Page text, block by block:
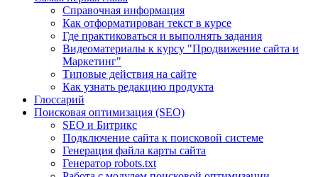
Справочная информация
Как отформатирован текст в курсе
Где практиковаться и выполнять задания
Видеоматериалы к курсу "Продвижение сайта и
Маркетинг"
Типовые действия на сайте
Как узнать редакцию продукта
Глоссарий
Поисковая оптимизация (SEO)
SEO и Битрикс
Подключение сайта к поисковой системе
Генерация файла карты сайта
Генератор robots.txt